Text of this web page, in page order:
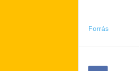
Forrás